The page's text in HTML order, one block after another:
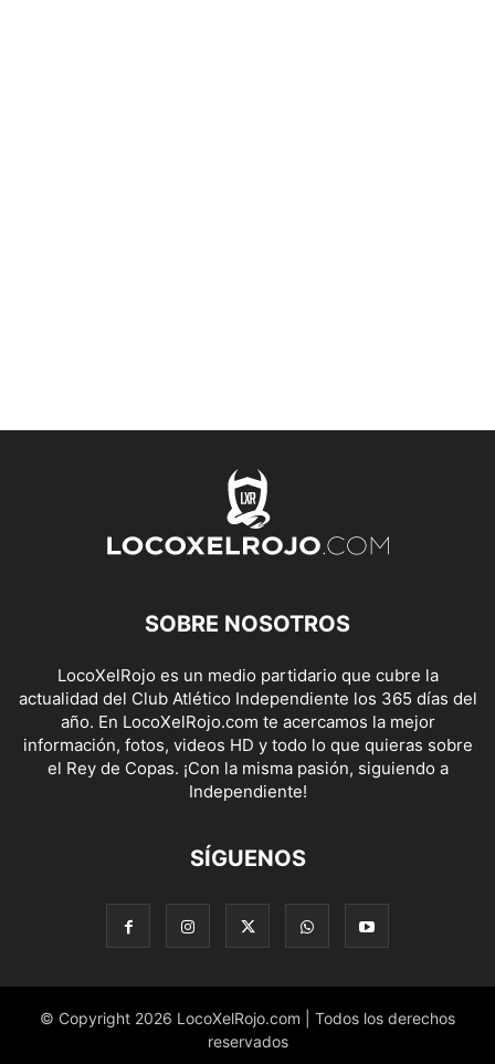
SOBRE NOSOTROS
LocoXelRojo es un medio partidario que cubre la
actualidad del Club Atlético Independiente los 365 días del
año. En LocoXelRojo.com te acercamos la mejor
información, fotos, videos HD y todo lo que quieras sobre
el Rey de Copas. ¡Con la misma pasión, siguiendo a
Independiente!
SÍGUENOS
© Copyright 2026 LocoXelRojo.com | Todos los derechos
reservados